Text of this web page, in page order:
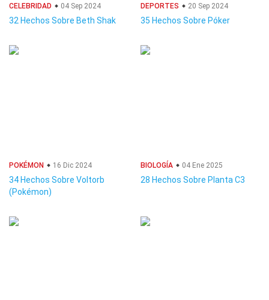
CELEBRIDAD 04 Sep 2024
32 Hechos Sobre Beth Shak
DEPORTES 20 Sep 2024
35 Hechos Sobre Póker
POKÉMON 16 Dic 2024
34 Hechos Sobre Voltorb
(Pokémon)
BIOLOGÍA 04 Ene 2025
28 Hechos Sobre Planta C3